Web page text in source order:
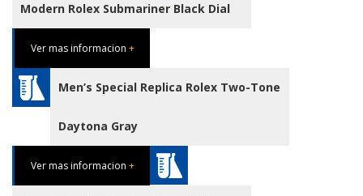
Modern Rolex Submariner Black Dial
Ver mas informacion +
Men’s Special Replica Rolex Two-Tone
Daytona Gray
Ver mas informacion +